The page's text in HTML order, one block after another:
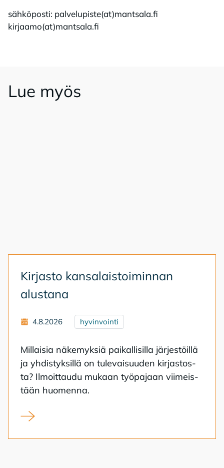
sähköposti: palvelupiste(at)mantsala.fi
kirjaamo(at)mantsala.fi
Lue myös
Kir­jas­to kan­sa­lais­toi­min­nan
alus­ta­na
4.8.2026 hyvinvointi
Mil­lai­sia nä­ke­myk­siä pai­kal­li­sil­la jär­jes­töil­lä
ja yh­dis­tyk­sil­lä on tu­le­vai­suu­den kir­jas­tos­
ta? Il­moit­tau­du mu­kaan työ­pa­jaan vii­meis­
tään huo­men­na.
Kirjasto kansalaistoiminnan alustana